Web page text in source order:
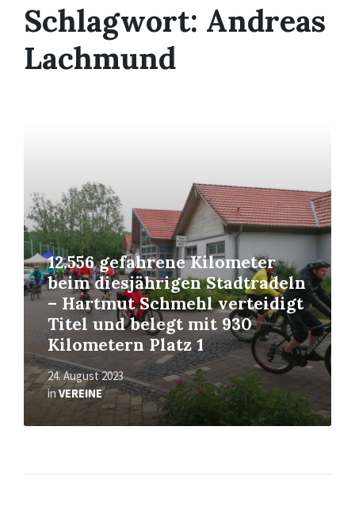
Schlagwort: Andreas
Lachmund
12.556 gefahrene Kilometer
beim diesjährigen Stadtradeln
– Hartmut Schmehl verteidigt
Titel und belegt mit 930
Kilometern Platz 1
24. August 2023
inVEREINE